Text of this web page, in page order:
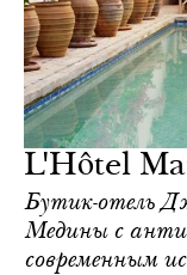
L'Hôtel
Бутик-отель
Медины с
современным